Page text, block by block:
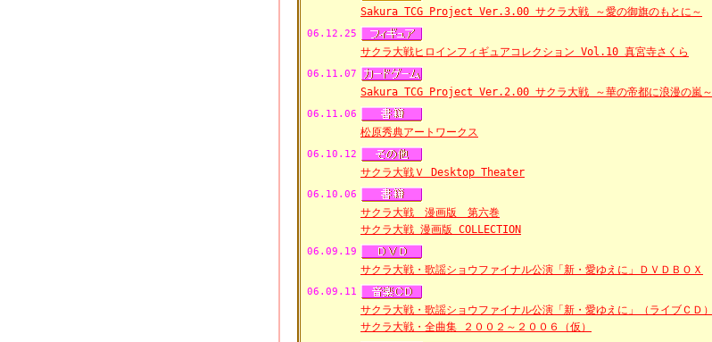
Sakura TCG Project Ver.3.00 サクラ大戦 ～愛の御旗のもとに～
06.12.25
サクラ大戦ヒロインフィギュアコレクション Vol.10 真宮寺さくら
06.11.07
Sakura TCG Project Ver.2.00 サクラ大戦 ～華の帝都に浪漫の嵐～
06.11.06
松原秀典アートワークス
06.10.12
サクラ大戦Ｖ Desktop Theater
06.10.06
サクラ大戦 漫画版 第六巻
サクラ大戦 漫画版 COLLECTION
06.09.19
サクラ大戦・歌謡ショウファイナル公演「新・愛ゆえに」ＤＶＤＢＯＸ
06.09.11
サクラ大戦・歌謡ショウファイナル公演「新・愛ゆえに」（ライブＣＤ）
サクラ大戦・全曲集 ２００２～２００６（仮）